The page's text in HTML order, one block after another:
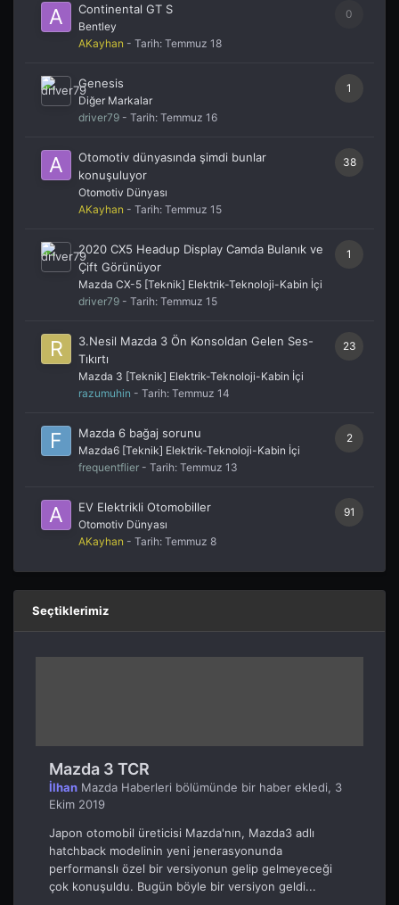
0
Continental GT S
Bentley
AKayhan - Tarih: Temmuz 18
1
Genesis
Diğer Markalar
driver79 - Tarih: Temmuz 16
38
Otomotiv dünyasında şimdi bunlar
konuşuluyor
Otomotiv Dünyası
AKayhan - Tarih: Temmuz 15
1
2020 CX5 Headup Display Camda Bulanık ve
Çift Görünüyor
Mazda CX-5 [Teknik] Elektrik-Teknoloji-Kabin İçi
driver79 - Tarih: Temmuz 15
23
3.Nesil Mazda 3 Ön Konsoldan Gelen Ses-
Tıkırtı
Mazda 3 [Teknik] Elektrik-Teknoloji-Kabin İçi
razumuhin - Tarih: Temmuz 14
2
Mazda 6 bağaj sorunu
Mazda6 [Teknik] Elektrik-Teknoloji-Kabin İçi
frequentflier - Tarih: Temmuz 13
91
EV Elektrikli Otomobiller
Otomotiv Dünyası
AKayhan - Tarih: Temmuz 8
Seçtiklerimiz
Mazda 3 TCR
İlhan Mazda Haberleri bölümünde bir haber ekledi, 3
Ekim 2019
Japon otomobil üreticisi Mazda'nın, Mazda3 adlı
hatchback modelinin yeni jenerasyonunda
performanslı özel bir versiyonun gelip gelmeyeceği
çok konuşuldu. Bugün böyle bir versiyon geldi...